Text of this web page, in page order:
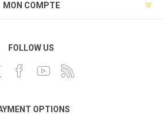
MON COMPTE
FOLLOW US
OPTIONS